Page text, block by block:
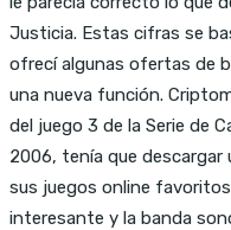
Justicia. Estas cifras se
ofrecí algunas ofertas de
una nueva función.
del juego 3 de la Serie de
2006, tenía que descargar
sus juegos online
interesante y la banda